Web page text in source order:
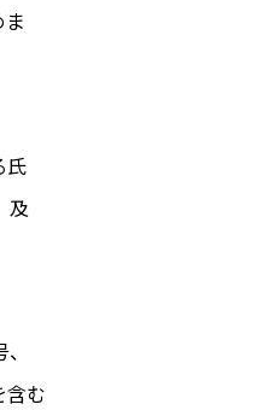
氏
及
含む